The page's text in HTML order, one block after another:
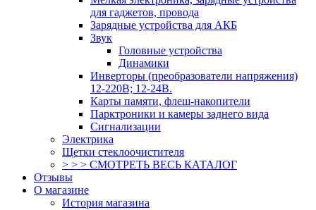
для гаджетов, провода
Зарядные устройства для АКБ
Звук
Головные устройства
Динамики
Инверторы (преобразователи напряжения)
12-220В; 12-24В.
Карты памяти, флеш-накопители
Парктроники и камеры заднего вида
Сигнализации
Электрика
Щетки стеклоочистителя
> > > СМОТРЕТЬ ВЕСЬ КАТАЛОГ
Отзывы
О магазине
История магазина